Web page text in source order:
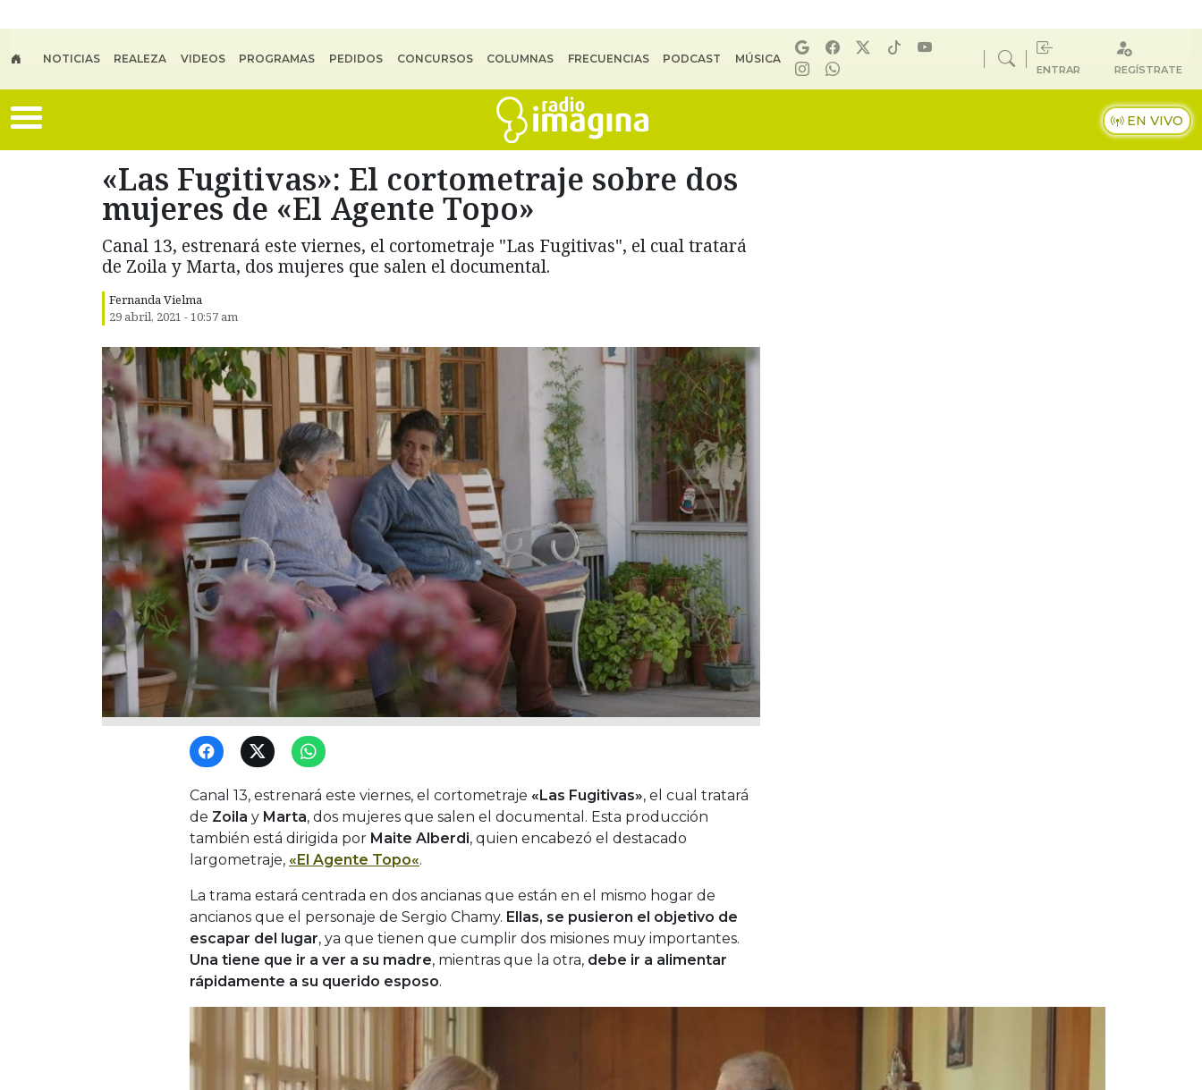
NOTICIAS REALEZA VIDEOS PROGRAMAS PEDIDOS CONCURSOS COLUMNAS FRECUENCIAS PODCAST MÚSICA
ENTRAR REGÍSTRATE
EN VIVO
«Las Fugitivas»: El cortometraje sobre dos
mujeres de «El Agente Topo»
Canal 13, estrenará este viernes, el cortometraje "Las Fugitivas", el cual tratará
de Zoila y Marta, dos mujeres que salen el documental.
Fernanda Vielma
29 abril, 2021 - 10:57 am
Canal 13, estrenará este viernes, el cortometraje «Las Fugitivas», el cual tratará
de Zoila y Marta, dos mujeres que salen el documental. Esta producción
también está dirigida por Maite Alberdi, quien encabezó el destacado
largometraje, «El Agente Topo«.
La trama estará centrada en dos ancianas que están en el mismo hogar de
ancianos que el personaje de Sergio Chamy. Ellas, se pusieron el objetivo de
escapar del lugar, ya que tienen que cumplir dos misiones muy importantes.
Una tiene que ir a ver a su madre, mientras que la otra, debe ir a alimentar
rápidamente a su querido esposo.